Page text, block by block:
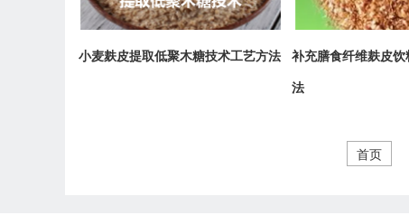
小麦麸皮提取低聚木糖技术工艺方法 补充膳食纤维麸皮
法
首页